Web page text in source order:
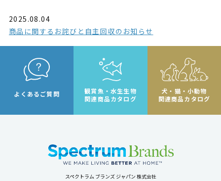
2025.08.04
商品に関するお詫びと自主回収のお知らせ
よくあるご質問
観賞魚・水生生物
関連商品カタログ
犬・猫・小動物
関連商品カタログ
スペクトラム ブランズ ジャパン 株式会社